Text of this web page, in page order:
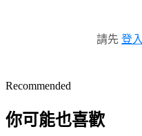
請先 登入
Recommended
你可能也喜歡